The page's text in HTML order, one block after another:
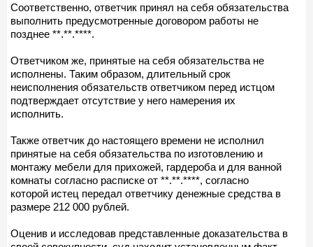
Соответственно, ответчик принял на себя обязательства
выполнить предусмотренные договором работы не
позднее **.**.****.
Ответчиком же, принятые на себя обязательства не
исполнены. Таким образом, длительный срок
неисполнения обязательств ответчиком перед истцом
подтверждает отсутствие у него намерения их
исполнить.
Также ответчик до настоящего времени не исполнил
принятые на себя обязательства по изготовлению и
монтажу мебели для прихожей, гардероба и для ванной
комнаты согласно расписке от **.**.****, согласно
которой истец передал ответчику денежные средства в
размере 212 000 рублей.
Оценив и исследовав представленные доказательства в